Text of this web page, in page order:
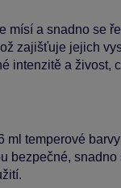
mísí a snadno se
zajišťuje jejich
intenzitě a živost,
ml temperové
bezpečné,